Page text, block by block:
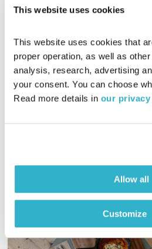
This website uses cookies
This website uses cookies that
proper operation, as well as
analysis, research, advertising
your consent. You can choose
Read more details in our
Allow all
Customize
ונטאלי בן דוד
על עקרונות שיטת סאטיה;